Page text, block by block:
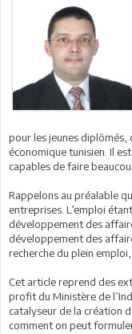
pour les jeunes diplômés,
économique tunisien. Il
capables de faire
Rappelons au préalable
entreprises. L’emploi
développement des
développement des
recherche du plein
Cet article reprend des
profit du Ministère de
catalyseur de la création
comment on peut